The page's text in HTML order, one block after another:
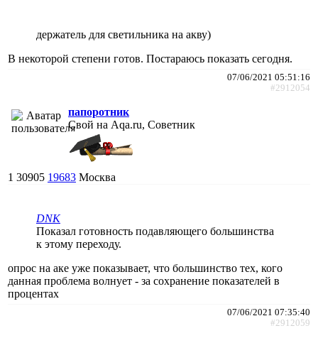
держатель для светильника на акву)
В некоторой степени готов. Постараюсь показать сегодня.
07/06/2021 05:51:16
#2912054
папоротник
Свой на Aqa.ru, Советник
1 30905 19683 Москва
DNK
Показал готовность подавляющего большинства
к этому переходу.
опрос на аке уже показывает, что большинство тех, кого
данная проблема волнует - за сохранение показателей в
процентах
07/06/2021 07:35:40
#2912059